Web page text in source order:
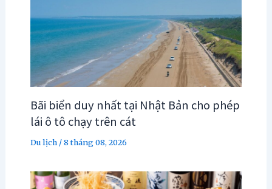
Bãi biển duy nhất tại Nhật Bản cho phép
lái ô tô chạy trên cát
Du lịch/8 tháng 08, 2026